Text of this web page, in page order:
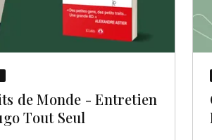
de Monde - Entretien
Tout Seul